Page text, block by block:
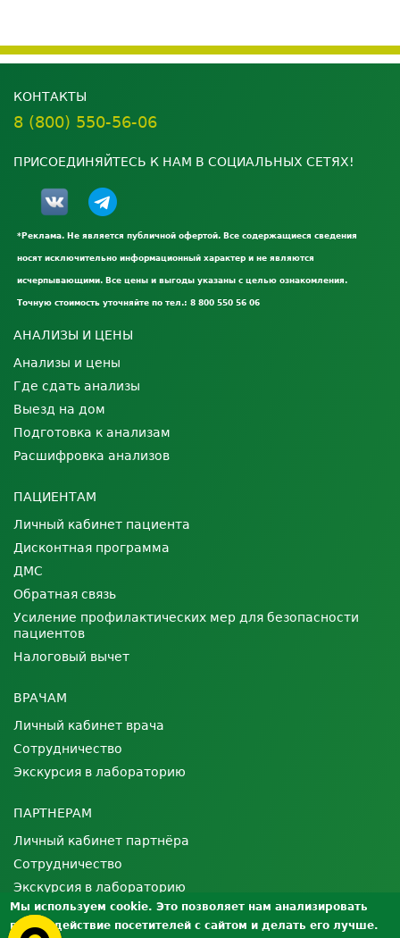
КОНТАКТЫ
8 (800) 550-56-06
ПРИСОЕДИНЯЙТЕСЬ К НАМ В СОЦИАЛЬНЫХ СЕТЯХ!
*Реклама. Не является публичной офертой. Все содержащиеся сведения
носят исключительно информационный характер и не являются
исчерпывающими. Все цены и выгоды указаны с целью ознакомления.
Точную стоимость уточняйте по тел.: 8 800 550 56 06
АНАЛИЗЫ И ЦЕНЫ
Анализы и цены
Где сдать анализы
Выезд на дом
Подготовка к анализам
Расшифровка анализов
ПАЦИЕНТАМ
Личный кабинет пациента
Дисконтная программа
ДМС
Обратная связь
Усиление профилактических мер для безопасности
пациентов
Налоговый вычет
ВРАЧАМ
Личный кабинет врача
Сотрудничество
Экскурсия в лабораторию
ПАРТНЕРАМ
Личный кабинет партнёра
Сотрудничество
Экскурсия в лабораторию
О ЛАБОРАТОРИИ
Мы используем cookie. Это позволяет нам анализировать
взаимодействие посетителей с сайтом и делать его лучше.